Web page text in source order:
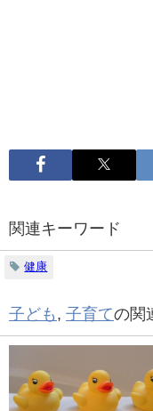
関連キーワード
健康
子ども , 子育ての関